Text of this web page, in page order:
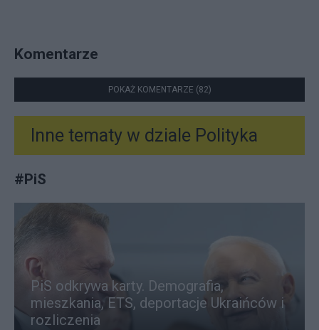
Komentarze
POKAŻ KOMENTARZE (82)
Inne tematy w dziale Polityka
#PiS
PiS odkrywa karty. Demografia,
mieszkania, ETS, deportacje Ukraińców i
rozliczenia